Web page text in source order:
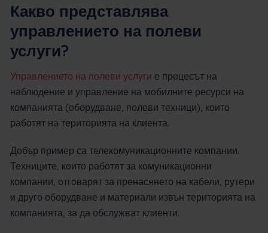
Какво представлява
управлението на полеви
услуги?
Управлението на полеви услуги е процесът на
наблюдение и управление на мобилните ресурси на
компанията (оборудване, полеви техници), които
работят на територията на клиента.
Добър пример са телекомуникационните компании.
Техниците, които работят за комуникационни
компании, отговарят за пренасянето на кабели, рутери
и друго оборудване и материали извън територията на
компанията, за да обслужват клиенти.